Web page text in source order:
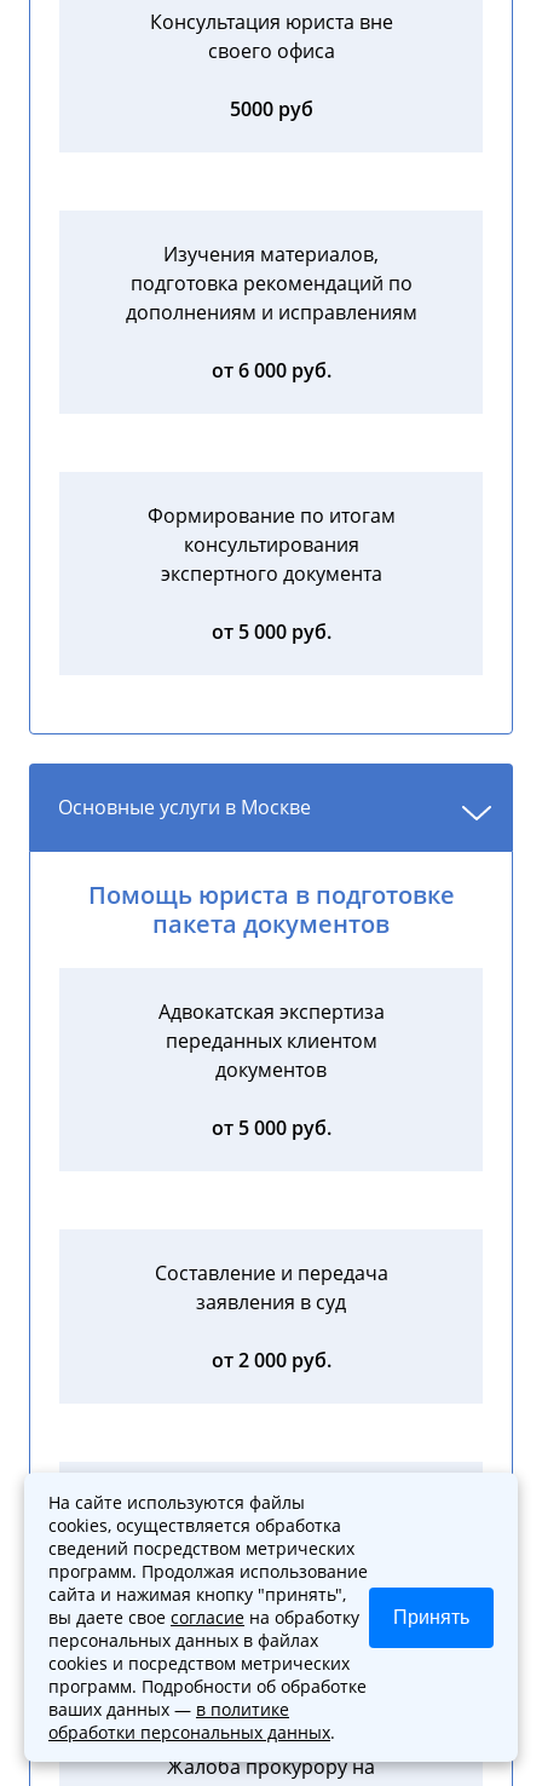
Консультация юриста вне
своего офиса
5000 руб
Изучения материалов,
подготовка рекомендаций по
дополнениям и исправлениям
от 6 000 руб.
Формирование по итогам
консультирования
экспертного документа
от 5 000 руб.
Основные услуги в Москве
Помощь юриста в подготовке
пакета документов
Адвокатская экспертиза
переданных клиентом
документов
от 5 000 руб.
Составление и передача
заявления в суд
от 2 000 руб.
Составление апелляционной,
кассационной, надзорной
жалобы
от 3 000 руб.
Жалоба прокурору на
На сайте используются файлы
cookies, осуществляется обработка
сведений посредством метрических
программ. Продолжая использование
сайта и нажимая кнопку "принять",
вы даете свое согласие на обработку
персональных данных в файлах
cookies и посредством метрических
программ. Подробности об обработке
ваших данных — в политике
обработки персональных данных.
Принять